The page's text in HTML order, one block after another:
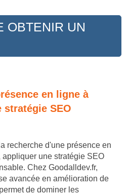
OBTENIR UN
en ligne à
stratégie SEO
recherche d'une présence en
appliquer une stratégie SEO
Chez Goodalldev.fr,
avancée en amélioration de
de dominer les